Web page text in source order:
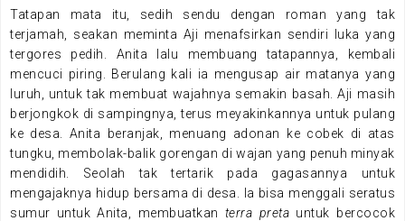
Tatapan mata itu, sedih sendu dengan roman yang tak
terjamah, seakan meminta Aji menafsirkan sendiri luka yang
tergores pedih. Anita lalu membuang tatapannya, kembali
mencuci piring. Berulang kali ia mengusap air matanya yang
luruh, untuk tak membuat wajahnya semakin basah. Aji masih
berjongkok di sampingnya, terus meyakinkannya untuk pulang
ke desa. Anita beranjak, menuang adonan ke cobek di atas
tungku, membolak-balik gorengan di wajan yang penuh minyak
mendidih. Seolah tak tertarik pada gagasannya untuk
mengajaknya hidup bersama di desa. Ia bisa menggali seratus
sumur untuk Anita, membuatkan terra preta untuk bercocok